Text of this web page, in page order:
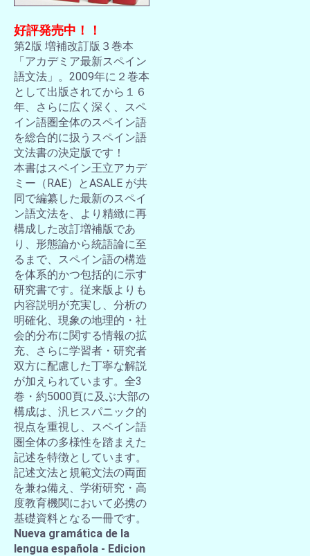
好評発売中！！
第2版 増補改訂版３巻本
「アカデミア最新スペイン
語文法」。2009年に２巻本
として出版されてから１６
年、さらに広く深く、スペ
イン語圏全体のスペイン語
を総合的に扱うスペイン語
文法書の決定版です！
本書はスペイン王立アカデ
ミー（RAE）とASALE が共
同で編纂した最新のスペイ
ン語文法を、より精緻に再
構成した改訂増補版であ
り、形態論から統語論に至
るまで、スペイン語の構造
を体系的かつ包括的に示す
研究書です。従来版よりも
内容説明が充実し、分析の
明確化、現象の地理的・社
会的分布に関する情報の拡
充、さらに学習者・研究者
双方に配慮した丁寧な解説
が加えられています。全3
巻・約5000頁に及ぶ大部の
構成は、汎ヒスパニック的
視点を重視し、スペイン語
圏全体の多様性を踏まえた
記述を特徴としています。
記述文法と規範文法の両面
を兼ね備え、学術研究・高
度教育機関において必携の
基礎資料となる一冊です。
Nueva gramática de la
lengua española - Edicion